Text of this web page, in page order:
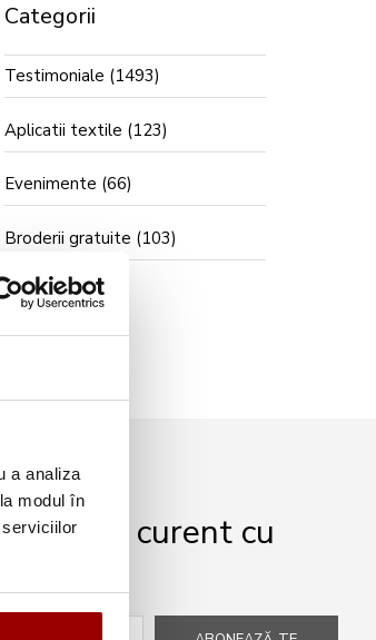
a analiza
modul în
Categorii
Testimoniale (1493)
Aplicatii textile (123)
Evenimente (66)
Broderii gratuite (103)
la curent cu